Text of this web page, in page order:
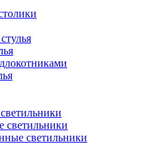
светильники
светильники